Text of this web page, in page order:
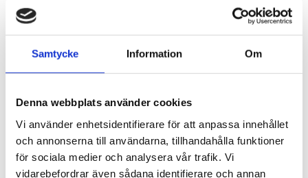
Samtycke Information Om
Denna webbplats använder cookies
Vi använder enhetsidentifierare för att anpassa innehållet
och annonserna till användarna, tillhandahålla funktioner
för sociala medier och analysera vår trafik. Vi
vidarebefordrar även sådana identifierare och annan
SlideLock-system med separata låsnings- och
öppningsfunktioner. Låser locket automatiskt och
indikerar när lastboxen är ordentligt stängd
Åtkomst till bagageluckan
är i vägen tack vare dess framskjutna placering på
taket
Olika storlekar
Finns i en rad olika storlekar, inklusive nya XL med låg
profil, för att passa olika fordon och behov